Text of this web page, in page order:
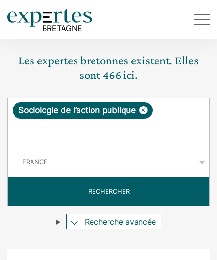
Les expertes bretonnes existent. Elles
sont466ici.
R
ê
e
×
Sociologie de l’action publique
RECHERCHER
Recherche avancée